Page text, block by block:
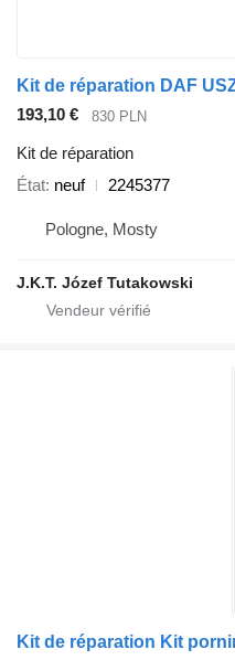
193,10 € 830 PLN
Kit de réparation
État neuf 2245377
Pologne, Mosty
J.K.T. Józef Tutakowski